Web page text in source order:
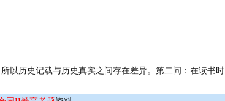
以历史记载与历史真实之间存在差异。第二问：在读书时